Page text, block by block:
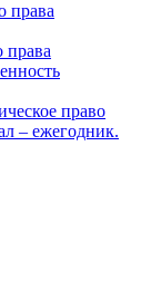
права
права
право
– ежегодник.